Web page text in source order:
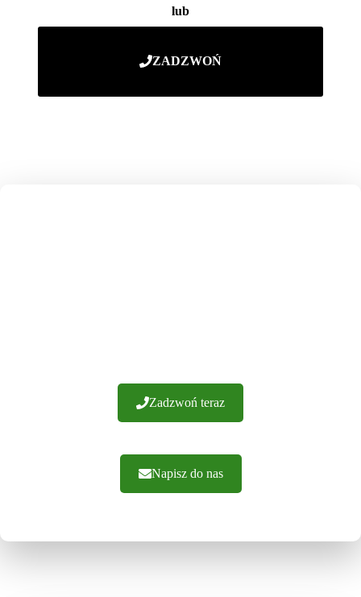
lub
ZADZWOŃ
Zadzwoń teraz
Napisz do nas